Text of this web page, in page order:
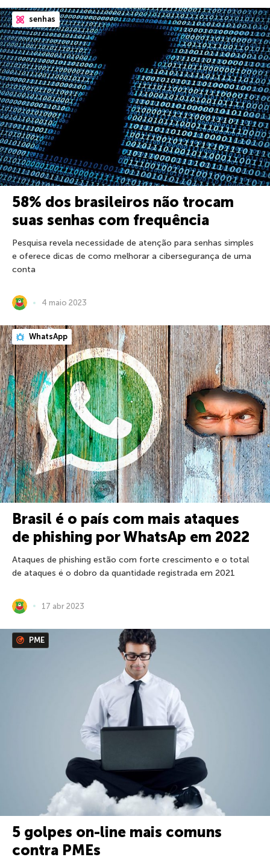
senhas
58% dos brasileiros não trocam
suas senhas com frequência
Pesquisa revela necessidade de atenção para senhas simples
e oferece dicas de como melhorar a cibersegurança de uma
conta
4 maio 2023
WhatsApp
Brasil é o país com mais ataques
de phishing por WhatsAp em 2022
Ataques de phishing estão com forte crescimento e o total
de ataques é o dobro da quantidade registrada em 2021
17 abr 2023
PME
5 golpes on-line mais comuns
contra PMEs